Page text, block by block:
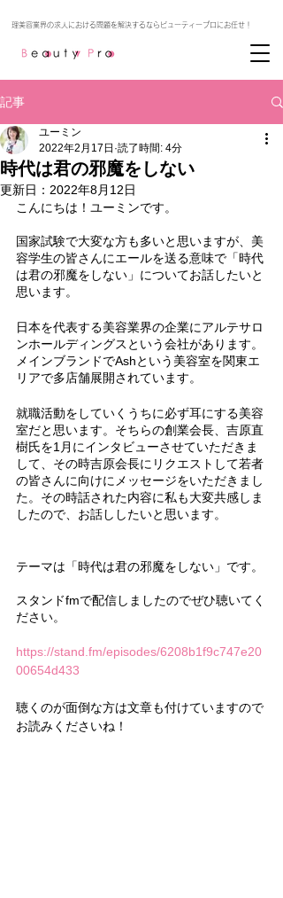
記事
時代は君の邪魔をしない
ユーミン
2022年2月17日 読了時間: 4分
更新日： 2022年8月12日
こんにちは！ユーミンです。
国家試験で大変な方も多いと思いますが、美
容学生の皆さんにエールを送る意味で「時代
は君の邪魔をしない」についてお話したいと
思います。
日本を代表する美容業界の企業にアルテサロ
ンホールディングスという会社があります。
メインブランドでAshという美容室を関東エ
リアで多店舗展開されています。
就職活動をしていくうちに必ず耳にする美容
室だと思います。そちらの創業会長、吉原直
樹氏を1月にインタビューさせていただきま
して、その時吉原会長にリクエストして若者
の皆さんに向けにメッセージをいただきまし
た。その時話された内容に私も大変共感しま
したので、お話ししたいと思います。
テーマは「時代は君の邪魔をしない」です。
スタンドfmで配信しましたのでぜひ聴いてく
ださい。
https://stand.fm/episodes/6208b1f9c747e20
00654d433
聴くのが面倒な方は文章も付けていますので
お読みくださいね！